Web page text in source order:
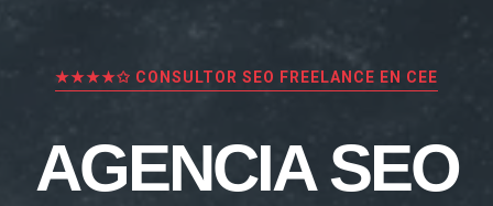
★★★★✩ CONSULTOR SEO FREELANCE EN CEE
AGENCIA SEO